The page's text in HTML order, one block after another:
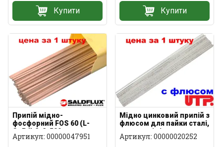
Купити Купити
Припій мідно-
фосфорний FOS 60 (L-
CuP6) 2х2х500 мм для
міді
Артикул: 00000047951
Мідно цинковий припій з
флюсом для пайки сталі,
чавуну, міді
Артикул: 00000020252